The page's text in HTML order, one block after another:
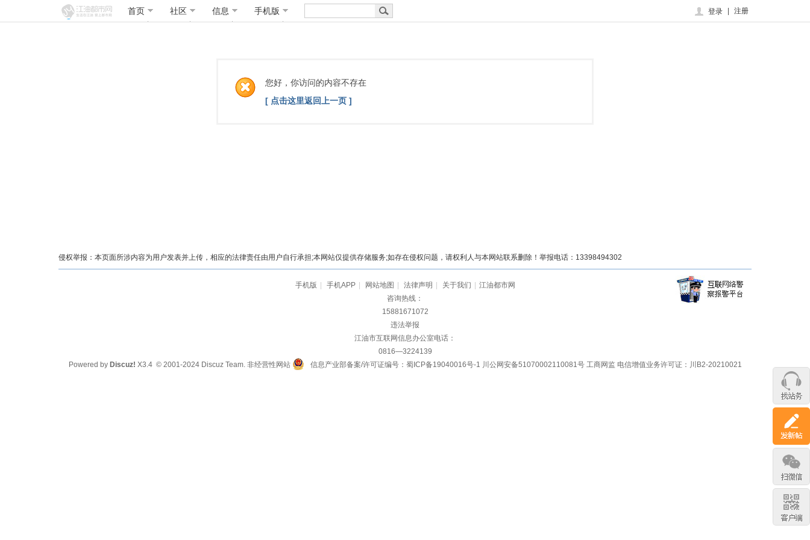
首页 社区 信息 手机版 登录 注册
您好，你访问的内容不存在
[ 点击这里返回上一页 ]
侵权举报：本页面所涉内容为用户发表并上传，相应的法律责任由用户自行承担;本网站仅提供存储服务;如存在侵权问题，请权利人与本网站联系删除！举报电话：13398494302
手机版 手机APP 网站地图 法律声明 关于我们
江油都市网
咨询热线：
15881671072
违法举报
江油市互联网信息办公室电话：
0816—3224139
Powered by Discuz! X3.4© 2001-2024 Discuz Team.非经营性网站 信息产业部备案/许可证编号：蜀ICP备19040016号-1 川公网安备51070002110081号 工商网监 电信增值业务许可证：川B2-20210021